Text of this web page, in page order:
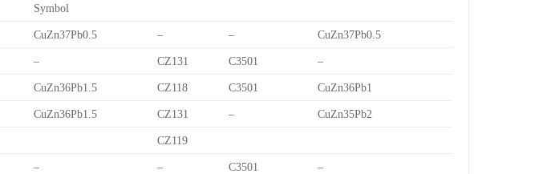
Symbol
CuZn37Pb0.5 – – CuZn37Pb0.5
– CZ131 C3501 –
CuZn36Pb1.5 CZ118 C3501 CuZn36Pb1
CuZn36Pb1.5 CZ131 – CuZn35Pb2
CZ119
– – C3501 –